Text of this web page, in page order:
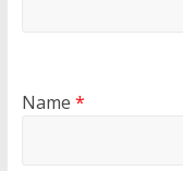
Name *